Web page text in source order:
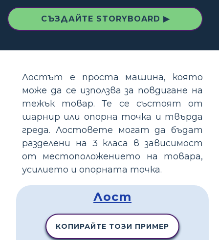
СЪЗДАЙТЕ STORYBOARD ▶
Лостът е проста машина, която
може да се използва за повдигане на
тежък товар. Те се състоят от
шарнир или опорна точка и твърда
греда. Лостовете могат да бъдат
разделени на 3 класа в зависимост
от местоположението на товара,
усилието и опорната точка.
Лост
КОПИРАЙТЕ ТОЗИ ПРИМЕР